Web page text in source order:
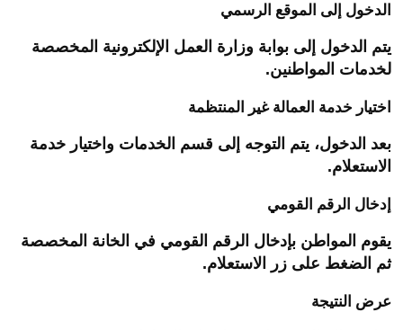
الدخول إلى الموقع الرسمي
يتم الدخول إلى بوابة وزارة العمل الإلكترونية المخصصة
لخدمات المواطنين.
اختيار خدمة العمالة غير المنتظمة
بعد الدخول، يتم التوجه إلى قسم الخدمات واختيار خدمة
الاستعلام.
إدخال الرقم القومي
يقوم المواطن بإدخال الرقم القومي في الخانة المخصصة
ثم الضغط على زر الاستعلام.
عرض النتيجة